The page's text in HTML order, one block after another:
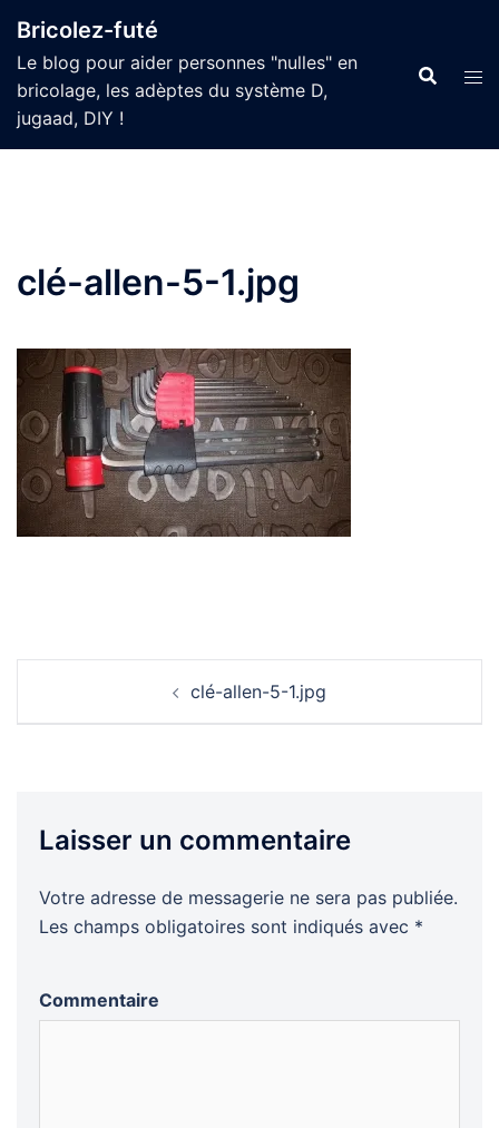
au
contenu
Bricolez-futé
Le blog pour aider personnes "nulles" en
bricolage, les adèptes du système D,
jugaad, DIY !
clé-allen-5-1.jpg
clé-allen-5-1.jpg
Laisser un commentaire
Votre adresse de messagerie ne sera pas publiée.
Les champs obligatoires sont indiqués avec *
Commentaire